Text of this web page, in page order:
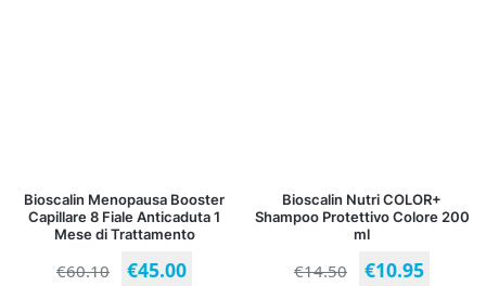
Bioscalin Menopausa Booster
Capillare 8 Fiale Anticaduta 1
Mese di Trattamento
€60.10 €45.00
Bioscalin Nutri COLOR+
Shampoo Protettivo Colore 200
ml
€14.50 €10.95